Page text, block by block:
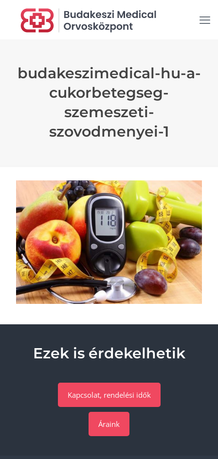
budakeszimedical-hu-a-
cukorbetegseg-
szemeszeti-
szovodmenyei-1
Ezek is érdekelhetik
Kapcsolat, rendelési idők
Áraink